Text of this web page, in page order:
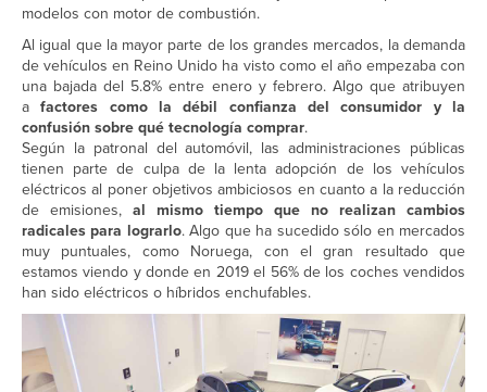
modelos con motor de combustión.
Al igual que la mayor parte de los grandes mercados, la demanda
de vehículos en Reino Unido ha visto como el año empezaba con
una bajada del 5.8% entre enero y febrero. Algo que atribuyen
afactores como la débil confianza del consumidor y la
confusión sobre qué tecnología comprar.
Según la patronal del automóvil, las administraciones públicas
tienen parte de culpa de la lenta adopción de los vehículos
eléctricos al poner objetivos ambiciosos en cuanto a la reducción
de emisiones, al mismo tiempo que no realizan cambios
radicales para lograrlo. Algo que ha sucedido sólo en mercados
muy puntuales, como Noruega, con el gran resultado que
estamos viendo y donde en 2019 el 56% de los coches vendidos
han sido eléctricos o híbridos enchufables.